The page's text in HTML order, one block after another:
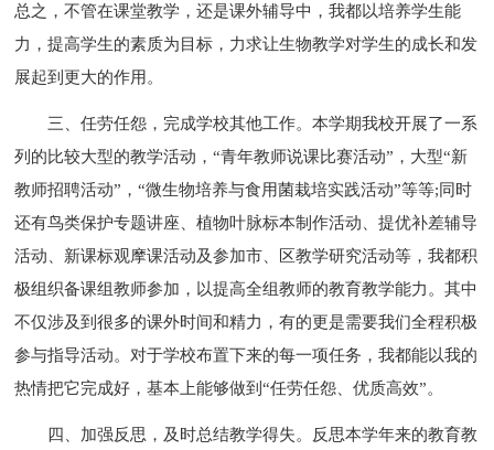
总之，不管在课堂教学，还是课外辅导中，我都以培养学生能
力，提高学生的素质为目标，力求让生物教学对学生的成长和发
展起到更大的作用。
三、任劳任怨，完成学校其他工作。本学期我校开展了一系
列的比较大型的教学活动，“青年教师说课比赛活动”，大型“新
教师招聘活动”，“微生物培养与食用菌栽培实践活动”等等;同时
还有鸟类保护专题讲座、植物叶脉标本制作活动、提优补差辅导
活动、新课标观摩课活动及参加市、区教学研究活动等，我都积
极组织备课组教师参加，以提高全组教师的教育教学能力。其中
不仅涉及到很多的课外时间和精力，有的更是需要我们全程积极
参与指导活动。对于学校布置下来的每一项任务，我都能以我的
热情把它完成好，基本上能够做到“任劳任怨、优质高效”。
四、加强反思，及时总结教学得失。反思本学年来的教育教